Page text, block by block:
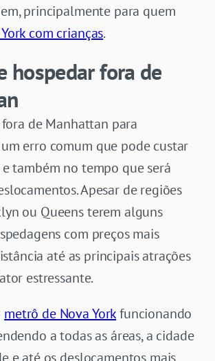
principalmente para quem
com crianças.
hospedar fora de
de Manhattan para
erro comum que pode custar
também no tempo que será
Apesar de regiões
ou Queens terem alguns
com preços mais
até as principais atrações
estressante.
metrô de Nova Yorkfuncionando
a todas as áreas, a cidade
e até os deslocamentos mais